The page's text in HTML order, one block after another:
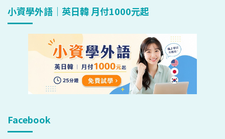
小資學外語｜英日韓 月付1000元起
Facebook